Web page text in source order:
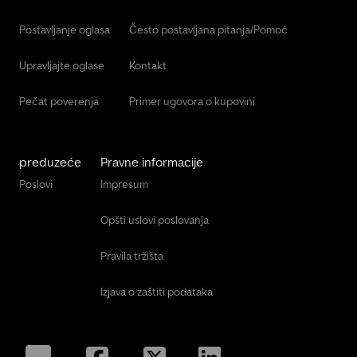
Vw Minibus
Postavljanje oglasa
Upravljajte oglase
Pečat poverenja
Često postavljana pitanja/Pomoć
Kontakt
Primer ugovora o kupovini
preduzeće
Poslovi
Pravne informacije
Impresum
Opšti uslovi poslovanja
Pravila tržišta
Izjava o zaštiti podataka